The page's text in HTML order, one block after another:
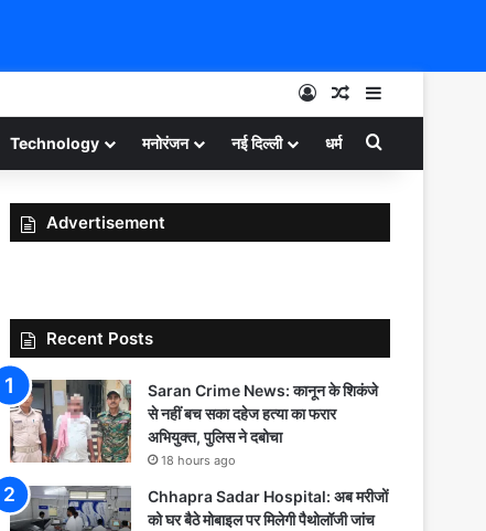
Log InRandom Article
Sidebar
Technology मनोरंजन नई दिल्ली धर्म Search for
Advertisement
Recent Posts
Saran Crime News: कानून के शिकंजे
से नहीं बच सका दहेज हत्या का फरार
अभियुक्त, पुलिस ने दबोचा
18 hours ago
Chhapra Sadar Hospital: अब मरीजों
को घर बैठे मोबाइल पर मिलेगी पैथोलॉजी जांच